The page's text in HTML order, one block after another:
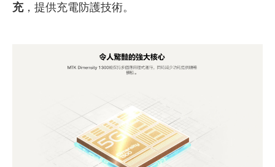
充，提供充電防護技術。